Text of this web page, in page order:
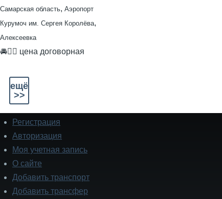
Самарская область, Аэропорт
Курумоч им. Сергея Королёва,
Алексеевка
🚘👨‍✈ цена договорная
ещё
>>
Подвал
Регистрация
Авторизация
Моя учетная запись
О сайте
Добавить транспорт
Добавить трансфер